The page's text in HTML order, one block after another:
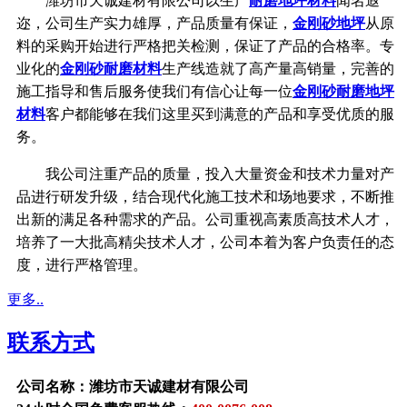
迩，公司生产实力雄厚，产品质量有保证， 金刚砂地坪从原
料的采购开始进行严格把关检测，保证了产品的合格率。专
业化的金刚砂耐磨材料生产线造就了高产量高销量，完善的
施工指导和售后服务使我们有信心让每一位金刚砂耐磨地坪
材料客户都能够在我们这里买到满意的产品和享受优质的服
务。
我公司注重产品的质量，投入大量资金和技术力量对产
品进行研发升级，结合现代化施工技术和场地要求，不断推
出新的满足各种需求的产品。公司重视高素质高技术人才，
培养了一大批高精尖技术人才，公司本着为客户负责任的态
度，进行严格管理。
更多..
联系方式
公司名称：潍坊市天诚建材有限公司